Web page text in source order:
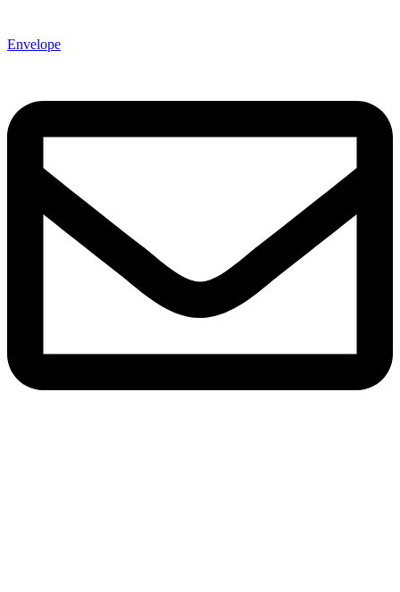
Envelope